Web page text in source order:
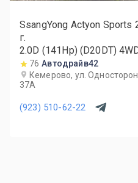
SsangYong Actyon Sports
г.
2.0D (141Hp) (D20DT)
76 Автодрайв42
Кемерово, ул.
37А
(923) 510-62-22